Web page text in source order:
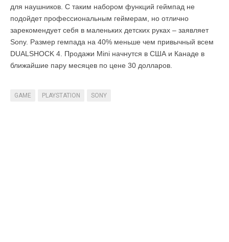
для наушников. С таким набором функций геймпад не
подойдет профессиональным геймерам, но отлично
зарекомендует себя в маленьких детских руках – заявляет
Sony. Размер гемпада на 40% меньше чем привычный всем
DUALSHOCK 4. Продажи Mini начнутся в США и Канаде в
ближайшие пару месяцев по цене 30 долларов.
GAME PLAYSTATION SONY